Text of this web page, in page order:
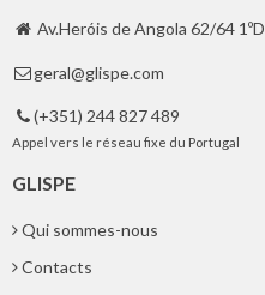
 Av.Heróis de Angola 62/64
 geral@glispe.com
 (+351) 244 827 489
Appel vers le réseau fixe du Portugal
GLISPE
Qui sommes-nous
Contacts